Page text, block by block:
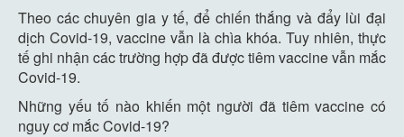
Theo các chuyên gia y tế, để chiến thắng và đẩy lùi đại
dịch Covid-19, vaccine vẫn là chìa khóa. Tuy nhiên, thực
tế ghi nhận các trường hợp đã được tiêm vaccine vẫn mắc
Covid-19.
Những yếu tố nào khiến một người đã tiêm vaccine có
nguy cơ mắc Covid-19?